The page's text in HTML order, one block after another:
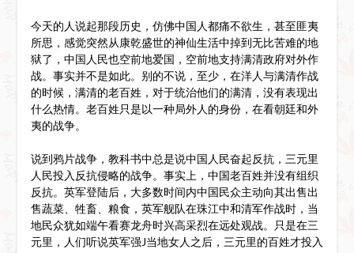
今天的人说起那段历史，仿佛中国人都痛不欲生，甚至匪夷
所思，感觉突然从康乾盛世的神仙生活中掉到无比苦难的地
狱了，中国人民也空前地爱国，空前地支持满清政府对外作
战。事实并不是如此。别的不说，至少，在洋人与满清作战
的时候，满清的老百姓，对于统治他们的满清，没有表现出
什么热情。老百姓只是以一种局外人的身份，在看朝廷和外
夷的战争。
说到鸦片战争，教科书中总是说中国人民奋起反抗，三元里
人民投入反抗侵略的战争。事实上，中国老百姓并没有组织
反抗。英军登陆后，大多数时间内中国民众主动向其出售出
售蔬菜、牲畜、粮食，英军舰队在珠江中和清军作战时，当
地民众犹如端午看赛龙舟时兴高采烈在远处观战。只是在三
元里，人们听说英军强J当地女人之后，三元里的百姓才投入